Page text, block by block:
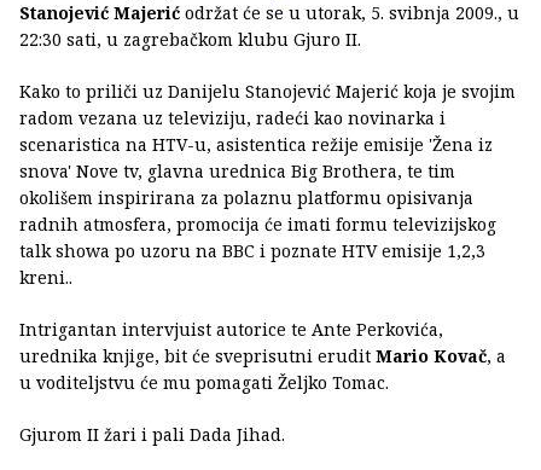
Stanojević Majerić održat će se u utorak, 5. svibnja 2009., u
22:30 sati, u zagrebačkom klubu Gjuro II.
Kako to priliči uz Danijelu Stanojević Majerić koja je svojim
radom vezana uz televiziju, radeći kao novinarka i
scenaristica na HTV-u, asistentica režije emisije 'Žena iz
snova' Nove tv, glavna urednica Big Brothera, te tim
okolišem inspirirana za polaznu platformu opisivanja
radnih atmosfera, promocija će imati formu televizijskog
talk showa po uzoru na BBC i poznate HTV emisije 1,2,3
kreni..
Intrigantan intervjuist autorice te Ante Perkovića,
urednika knjige, bit će sveprisutni erudit Mario Kovač, a
u voditeljstvu će mu pomagati Željko Tomac.
Gjurom II žari i pali Dada Jihad.